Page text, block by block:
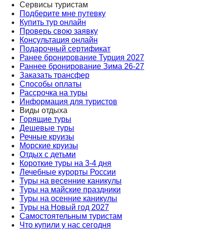
Сервисы туристам
Подберите мне путевку
Купить тур онлайн
Проверь свою заявку
Консультация онлайн
Подарочный сертификат
Ранее бронирование Турция 2027
Раннее бронирование Зима 26-27
Заказать трансфер
Способы оплаты
Рассрочка на туры
Информация для туристов
Виды отдыха
Горящие туры
Дешевые туры
Речные круизы
Морские круизы
Отдых с детьми
Короткие туры на 3-4 дня
Лечебные курорты России
Туры на весенние каникулы
Туры на майские праздники
Туры на осенние каникулы
Туры на Новый год 2027
Самостоятельным туристам
Что купили у нас сегодня